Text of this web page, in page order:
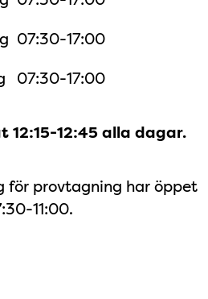
07:30-17:00
07:30-17:00
12:15-12:45 alla dagar.
för provtagning har öppet
11:00.